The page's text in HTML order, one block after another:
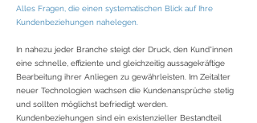
Alles Fragen, die einen systematischen Blick auf Ihre
Kundenbeziehungen nahelegen.
In nahezu jeder Branche steigt der Druck, den Kund*innen
eine schnelle, effiziente und gleichzeitig aussagekräftige
Bearbeitung ihrer Anliegen zu gewährleisten. Im Zeitalter
neuer Technologien wachsen die Kundenansprüche stetig
und sollten möglichst befriedigt werden.
Kundenbeziehungen sind ein existenzieller Bestandteil